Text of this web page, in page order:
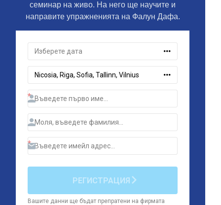
семинар на живо. На него ще научите и
направите упражненията на Фалун Дафа.